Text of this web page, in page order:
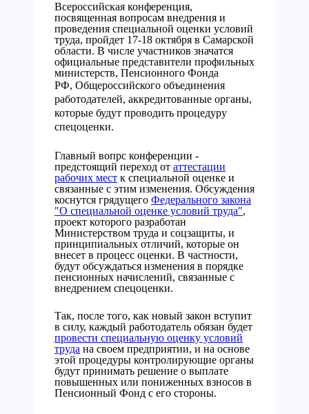
Всероссийская конференция,
посвященная вопросам внедрения и
проведения специальной оценки условий
труда, пройдет 17-18 октября в Самарской
области. В числе участников значатся
официальные представители профильных
министерств, Пенсионного Фонда
РФ, Общероссийского объединения
работодателей, аккредитованные органы,
которые будут проводить процедуру
спецоценки.
Главный вопрс конференции -
предстоящий переход от аттестации
рабочих мест к специальной оценке и
связанные с этим изменения. Обсуждения
коснутся грядущего Федерального закона
"О специальной оценке условий труда",
проект которого разработан
Министерством труда и соцзащиты, и
принципиальных отличий, которые он
внесет в процесс оценки. В частности,
будут обсуждаться изменения в порядке
пенсионных начислений, связанные с
внедрением спецоценки.
Так, после того, как новый закон вступит
в силу, каждый работодатель обязан будет
провести специальную оценку условий
труда на своем предприятии, и на основе
этой процедуры контролирующие органы
будут принимать решение о выплате
повышенных или пониженных взносов в
Пенсионный Фонд с его стороны.